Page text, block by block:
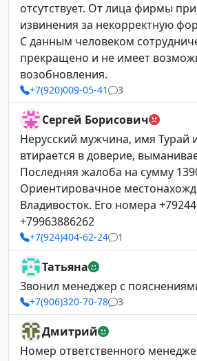
отсутствует. От лица фирмы
извинения за некорректную
С данным человеком
прекращено и не имеет
возобновления.
+7(920)009-05-41 3
Сергей Борисович
Нерусский мужчина, имя Турай
втирается в доверие,
Последняя жалоба на сумму
Ориентировачное
Владивосток. Его номера
+79963886262
+7(924)404-62-24 1
Татьяна
Звонил менеджер с
+7(906)320-70-78 3
Дмитрий
Номер ответственного